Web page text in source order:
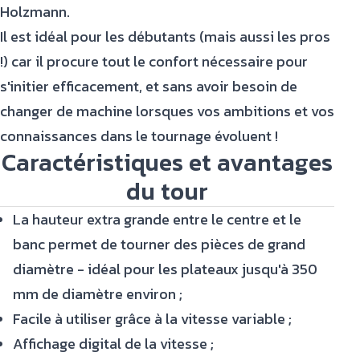
Holzmann.
Il est idéal pour les débutants (mais aussi les pros
!) car il procure tout le confort nécessaire pour
s'initier efficacement, et sans avoir besoin de
changer de machine lorsques vos ambitions et vos
connaissances dans le tournage évoluent !
Caractéristiques et avantages
du tour
La hauteur extra grande entre le centre et le
banc permet de tourner des pièces de grand
diamètre - idéal pour les plateaux jusqu'à 350
mm de diamètre environ ;
Facile à utiliser grâce à la vitesse variable ;
Affichage digital de la vitesse ;